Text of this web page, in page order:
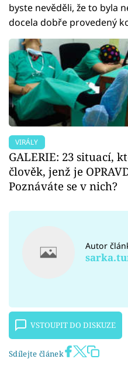
byste nevěděli, že to byla
docela dobře provedený
VIRÁLY
GALERIE: 23 situací,
člověk, jenž je
Poznáváte se v nich?
Autor
VSTOUPIT DO DISKUZE
Sdílejte článek